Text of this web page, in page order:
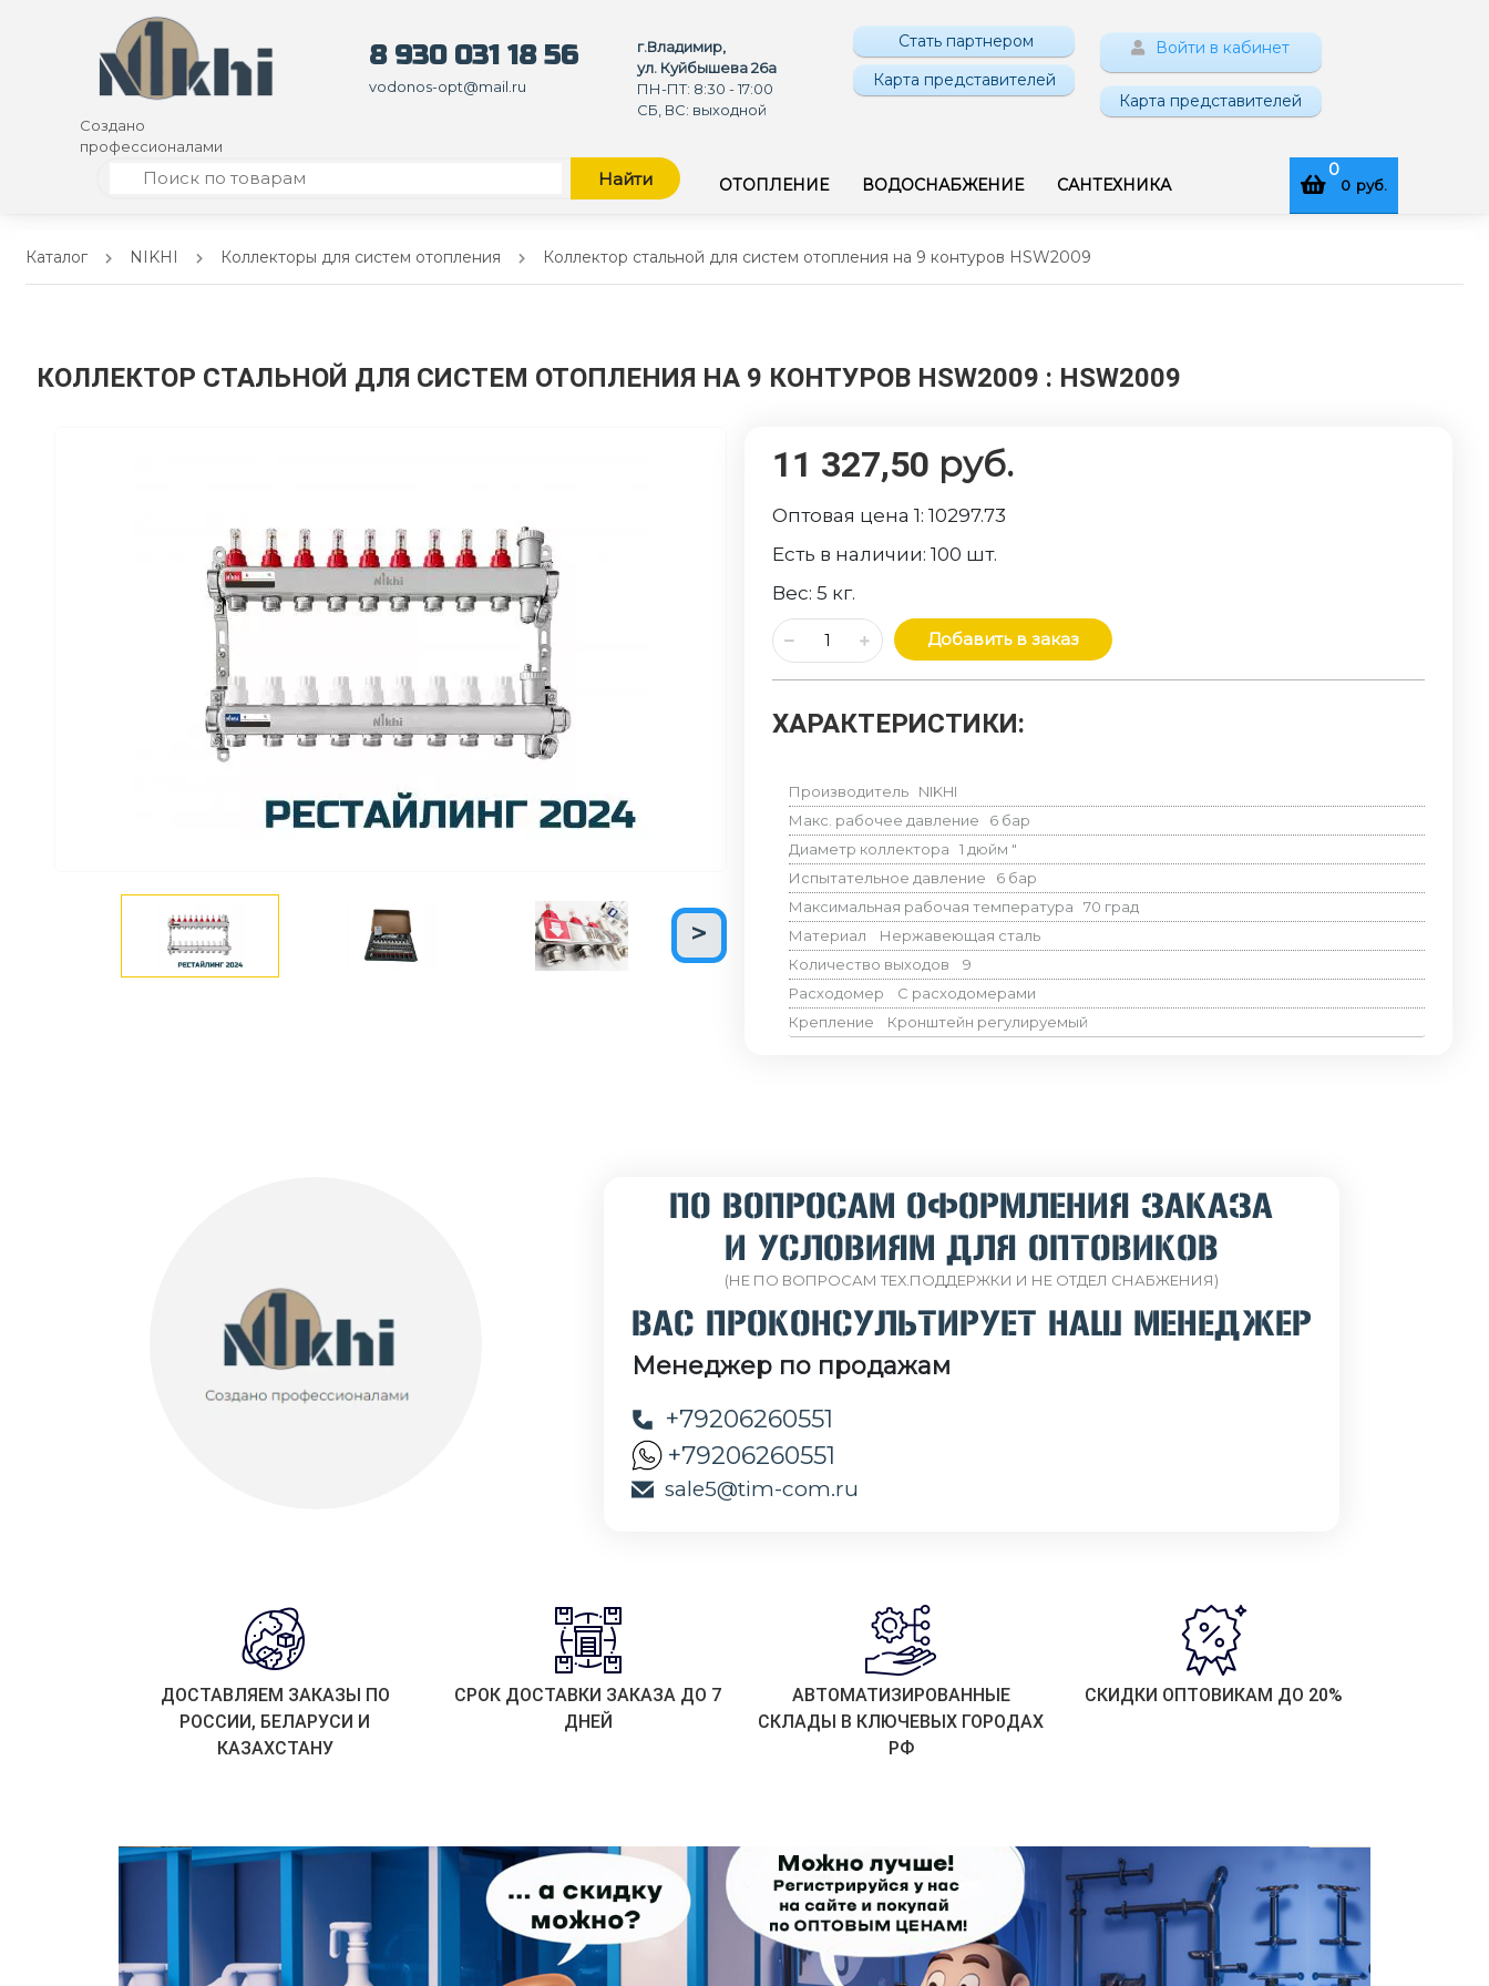
Создано
профессионалами
8 930 031 18 56
vodonos-opt@mail.ru
г.Владимир,
ул. Куйбышева 26а
ПН-ПТ: 8:30 - 17:00
СБ, ВС: выходной
Стать партнером
Карта представителей
Войти в кабинет
Карта представителей
Найти ОТОПЛЕНИЕ ВОДОСНАБЖЕНИЕ САНТЕХНИКА
0
0 руб.
Каталог NIKHI Коллекторы для систем отопления Коллектор стальной для систем отопления на 9 контуров HSW2009
КОЛЛЕКТОР СТАЛЬНОЙ ДЛЯ СИСТЕМ ОТОПЛЕНИЯ НА 9 КОНТУРОВ HSW2009 : HSW2009
11 327,50 руб.
Оптовая цена 1: 10297.73
Есть в наличии: 100 шт.
Вес: 5 кг.
Добавить в заказ
ХАРАКТЕРИСТИКИ:
Производитель
NIKHI
Макс. рабочее давление
6 бар
Диаметр коллектора
1 дюйм "
Испытательное давление
6 бар
Максимальная рабочая температура
70 град
Материал
Нержавеющая сталь
Количество выходов
9
Расходомер
С расходомерами
Крепление
Кронштейн регулируемый
ПО ВОПРОСАМ ОФОРМЛЕНИЯ ЗАКАЗА
И УСЛОВИЯМ ДЛЯ ОПТОВИКОВ
(НЕ ПО ВОПРОСАМ ТЕХ.ПОДДЕРЖКИ И НЕ ОТДЕЛ СНАБЖЕНИЯ)
ВАС ПРОКОНСУЛЬТИРУЕТ НАШ МЕНЕДЖЕР
Менеджер по продажам
+79206260551
+79206260551
sale5@tim-com.ru
ДОСТАВЛЯЕМ ЗАКАЗЫ ПО
РОССИИ, БЕЛАРУСИ И
КАЗАХСТАНУ
СРОК ДОСТАВКИ ЗАКАЗА ДО 7
ДНЕЙ
АВТОМАТИЗИРОВАННЫЕ
СКЛАДЫ В КЛЮЧЕВЫХ ГОРОДАХ
РФ
СКИДКИ ОПТОВИКАМ ДО 20%